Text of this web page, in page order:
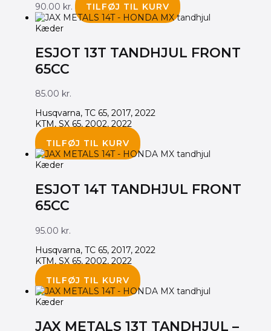
90.00 kr.
TILFØJ TIL KURV
Kæder
ESJOT 13T TANDHJUL FRONT
65CC
85.00 kr.
Husqvarna, TC 65, 2017, 2022
KTM, SX 65, 2002, 2022
TILFØJ TIL KURV
Kæder
ESJOT 14T TANDHJUL FRONT
65CC
95.00 kr.
Husqvarna, TC 65, 2017, 2022
KTM, SX 65, 2002, 2022
TILFØJ TIL KURV
Kæder
JAX METALS 13T TANDHJUL –